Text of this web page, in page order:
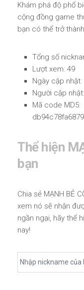
Khám phá độ phổ
cộng đồng game
bạn có thể trở
Tổng số
Lượt xem: 49
Ngày cập nhật:
Người cập nhật:
Mã code MD5:
Thể hiện
bạn
Chia sẻ MẠNH BẺ
xem nó sẽ nhận
ngần ngại, hãy thể
nay!